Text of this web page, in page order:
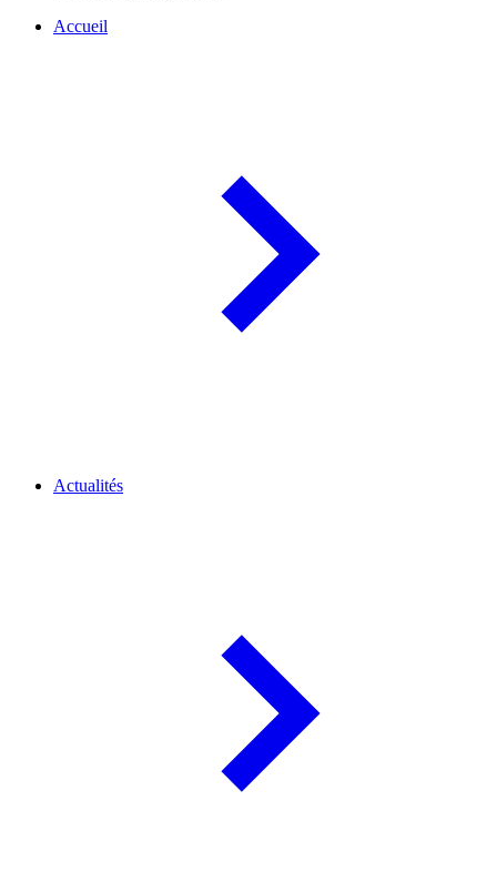
Accueil
Actualités